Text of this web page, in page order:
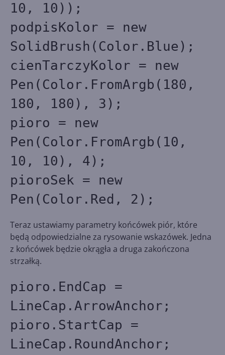
10, 10));
podpisKolor = new
SolidBrush(Color.Blue);
cienTarczyKolor = new
Pen(Color.FromArgb(180,
180, 180), 3);
pioro = new
Pen(Color.FromArgb(10,
10, 10), 4);
pioroSek = new
Pen(Color.Red, 2);
Teraz ustawiamy parametry końcówek piór, które
będą odpowiedzialne za rysowanie wskazówek. Jedna
z końcówek będzie okrągła a druga zakończona
strzałką.
pioro.EndCap =
LineCap.ArrowAnchor;
pioro.StartCap =
LineCap.RoundAnchor;